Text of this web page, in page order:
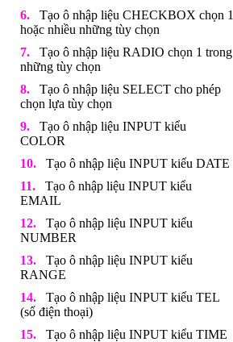
Tạo ô nhập liệu CHECKBOX chọn 1
hoặc nhiều những tùy chọn
Tạo ô nhập liệu RADIO chọn 1 trong
những tùy chọn
Tạo ô nhập liệu SELECT cho phép
chọn lựa tùy chọn
Tạo ô nhập liệu INPUT kiểu
COLOR
Tạo ô nhập liệu INPUT kiểu DATE
Tạo ô nhập liệu INPUT kiểu
EMAIL
Tạo ô nhập liệu INPUT kiểu
NUMBER
Tạo ô nhập liệu INPUT kiểu
RANGE
Tạo ô nhập liệu INPUT kiểu TEL
(số điện thoại)
Tạo ô nhập liệu INPUT kiểu TIME